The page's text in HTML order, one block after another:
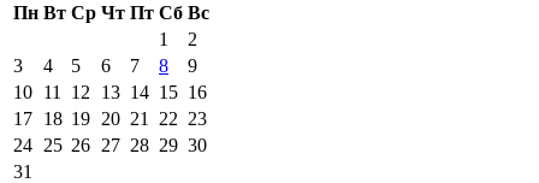
Пн Вт Ср Чт Пт Сб Вс
1
2
3
4 5 6 7 8
9
10 11 12 13 14 15 16
17 18 19 20 21 22 23
24 25 26 27 28 29 30
31